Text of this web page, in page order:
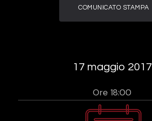
COMUNICATO STAMPA
17 maggio 2017
Ore 18:00